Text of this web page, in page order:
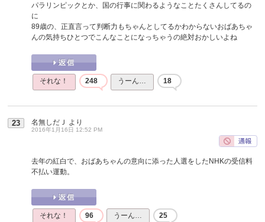
パラリンピックとか、国の行事に関わるようなことたくさんしてるの
に
89歳の、正直言って判断力もちゃんとしてるかわからないおばあちゃ
んの気持ちひとつでこんなことになっちゃうの絶対おかしいよね
それな！ 248 うーん… 18
23 名無しだＪ より
2016年1月16日 12:52 PM
去年の紅白で、おばあちゃんの意向に添った人選をしたNHKの受信料
不払い運動。
それな！ 96 うーん… 25